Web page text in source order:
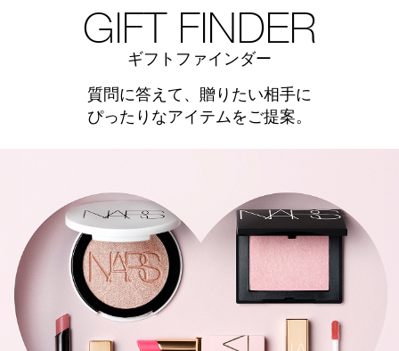
GIFT FINDER
ギフトファインダー
質問に答えて、贈りたい相手に
ぴったりなアイテムをご提案。